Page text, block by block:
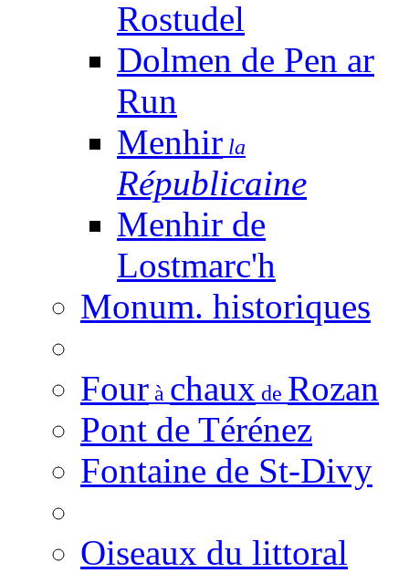
Rostudel
Dolmen de Pen ar
Run
Menhir la
Républicaine
Menhir de
Lostmarc'h
Monum. historiques
Four à chaux de Rozan
Pont de Térénez
Fontaine de St-Divy
Oiseaux du littoral